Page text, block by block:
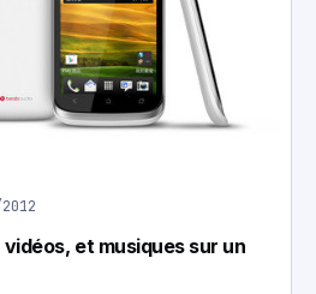
et musiques sur un